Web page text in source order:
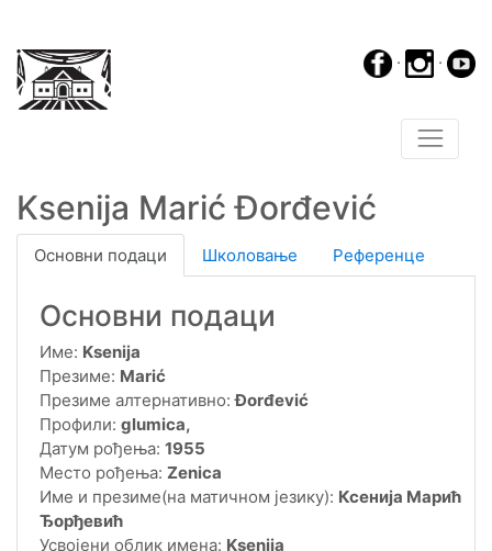
· ·
Ksenija Marić Đorđević
Основни подаци Школовање Референце
Основни подаци
Име: Ksenija
Презиме: Marić
Презиме алтернативно:Đorđević
Профили: glumica,
Датум рођења: 1955
Место рођења: Zenica
Име и презиме(на матичном језику): Ксенија Марић
Ђорђевић
Усвојени облик имена: Ksenija